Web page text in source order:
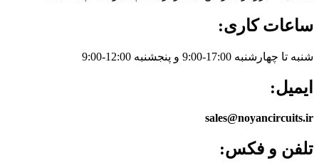
ساعات کاری:
شنبه تا چهارشنبه 17:00-9:00 و پنجشنبه 12:00-9:00
ایمیل:
sales@noyancircuits.ir
تلفن و فکس: